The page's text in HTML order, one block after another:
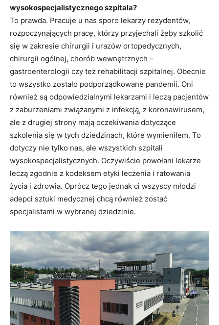
wysokospecjalistycznego szpitala?
To prawda. Pracuje u nas sporo lekarzy rezydentów,
rozpoczynających pracę, którzy przyjechali żeby szkolić
się w zakresie chirurgii i urazów ortopedycznych,
chirurgii ogólnej, chorób wewnętrznych –
gastroenterologii czy też rehabilitacji szpitalnej. Obecnie
to wszystko zostało podporządkowane pandemii. Oni
również są odpowiedzialnymi lekarzami i leczą pacjentów
z zaburzeniami związanymi z infekcją, z koronawirusem,
ale z drugiej strony mają oczekiwania dotyczące
szkolenia się w tych dziedzinach, które wymieniłem. To
dotyczy nie tylko nas, ale wszystkich szpitali
wysokospecjalistycznych. Oczywiście powołani lekarze
leczą zgodnie z kodeksem etyki leczenia i ratowania
życia i zdrowia. Oprócz tego jednak ci wszyscy młodzi
adepci sztuki medycznej chcą również zostać
specjalistami w wybranej dziedzinie.